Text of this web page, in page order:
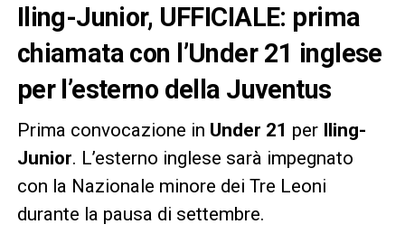
Iling-Junior, UFFICIALE: prima
chiamata con l’Under 21 inglese
per l’esterno della Juventus
Prima convocazione in Under 21 per Iling-
Junior. L’esterno inglese sarà impegnato
con la Nazionale minore dei Tre Leoni
durante la pausa di settembre.